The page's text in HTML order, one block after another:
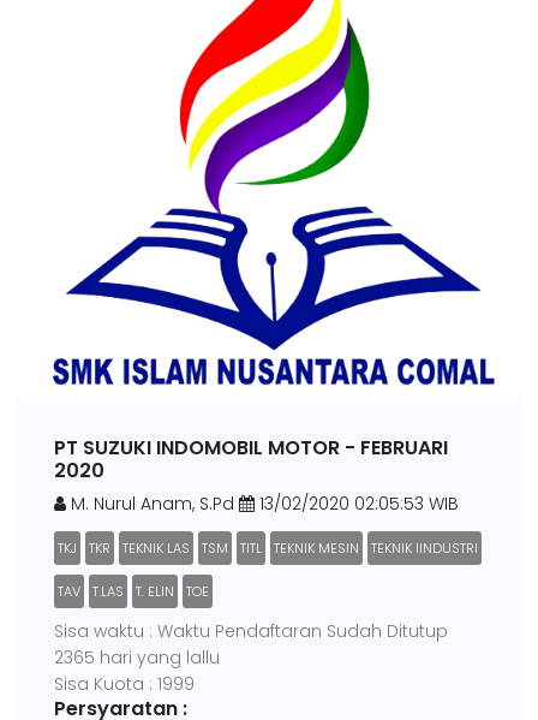
PT SUZUKI INDOMOBIL MOTOR - FEBRUARI
2020
M. Nurul Anam, S.Pd 13/02/2020 02:05:53 WIB
TKJ TKR TEKNIK LAS TSM TITL TEKNIK MESIN TEKNIK IINDUSTRI
TAV T.LAS T. ELIN TOE
Sisa waktu : Waktu Pendaftaran Sudah Ditutup
2365 hari yang lallu
Sisa Kuota : 1999
Persyaratan :